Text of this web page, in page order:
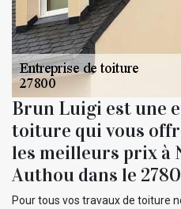
Brun Luigi est une
toiture qui vous
les meilleurs prix à
Authou dans le
Pour tous vos travaux de toiture